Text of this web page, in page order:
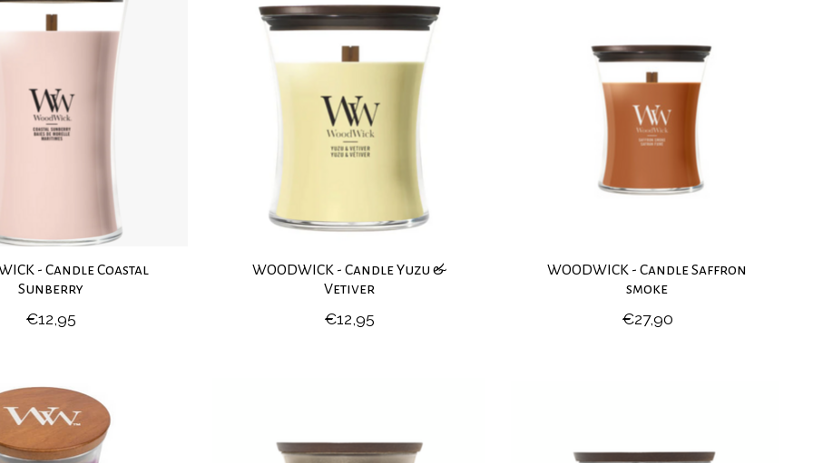
- Candle Coastal
Sunberry
€12,95
WOODWICK - Candle Yuzu &
Vetiver
€12,95
WOODWICK - Candle Saffron
smoke
€27,90